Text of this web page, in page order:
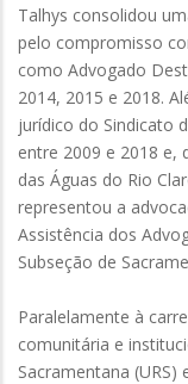
Talhys consolidou
pelo compromisso
como Advogado
2014, 2015 e 2018.
jurídico do Sindicato
entre 2009 e 2018 e,
das Águas do Rio
representou a
Assistência dos
Subseção de
Paralelamente à
comunitária e
Sacramentana